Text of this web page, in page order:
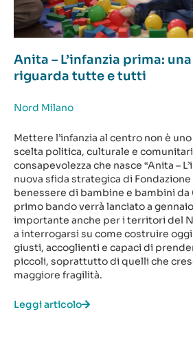
Anita – L’infanzia prima:
riguarda tutte e tutti
Nord Milano
Mettere l’infanzia al centro non è
scelta politica, culturale e
consapevolezza che nasce “Anita –
nuova sfida strategica di
benessere di bambine e bambini da
primo bando verrà lanciato a
importante anche per i territori del
a interrogarsi su come costruire
giusti, accoglienti e capaci di
piccoli, soprattutto di quelli che
maggiore fragilità.
Leggi articolo